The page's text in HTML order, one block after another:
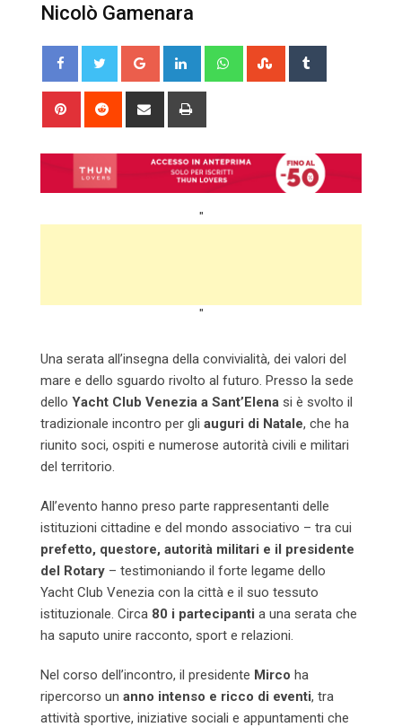
Nicolò Gamenara
Google+ LinkedIn WhatsappStumbleUpon
Pinterest Reddit
Share
"
"
Una serata all’insegna della convivialità, dei valori del
mare e dello sguardo rivolto al futuro. Presso la sede
dello Yacht Club Venezia a Sant’Elena si è svolto il
tradizionale incontro per gli auguri di Natale, che ha
riunito soci, ospiti e numerose autorità civili e militari
del territorio.
All’evento hanno preso parte rappresentanti delle
istituzioni cittadine e del mondo associativo – tra cui
prefetto, questore, autorità militari e il presidente
del Rotary – testimoniando il forte legame dello
Yacht Club Venezia con la città e il suo tessuto
istituzionale. Circa 80 i partecipanti a una serata che
ha saputo unire racconto, sport e relazioni.
Nel corso dell’incontro, il presidente Mirco ha
ripercorso un anno intenso e ricco di eventi, tra
attività sportive, iniziative sociali e appuntamenti che